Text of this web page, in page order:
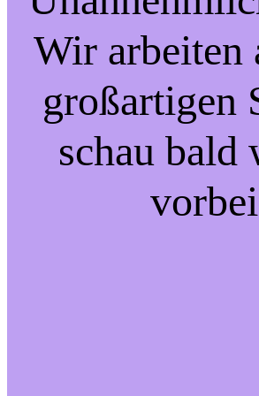
Wir arbeiten
großartigen
schau bald